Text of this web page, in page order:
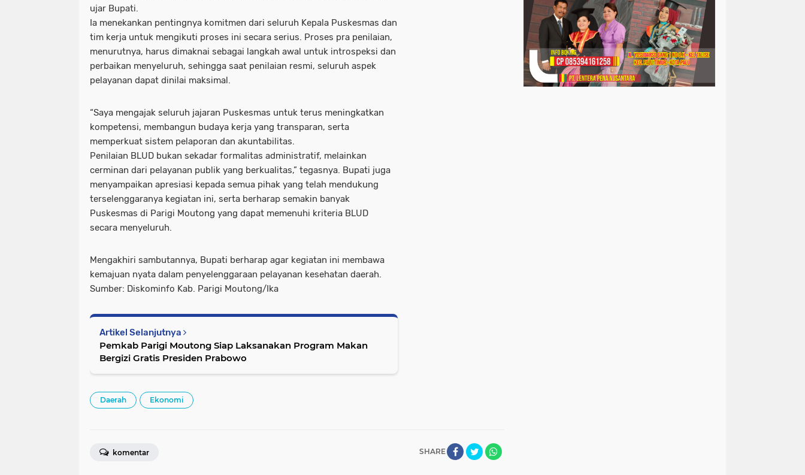
ujar Bupati.
Ia menekankan pentingnya komitmen dari seluruh Kepala Puskesmas dan
tim kerja untuk mengikuti proses ini secara serius. Proses pra penilaian,
menurutnya, harus dimaknai sebagai langkah awal untuk introspeksi dan
perbaikan menyeluruh, sehingga saat penilaian resmi, seluruh aspek
pelayanan dapat dinilai maksimal.
“Saya mengajak seluruh jajaran Puskesmas untuk terus meningkatkan
kompetensi, membangun budaya kerja yang transparan, serta
memperkuat sistem pelaporan dan akuntabilitas.
Penilaian BLUD bukan sekadar formalitas administratif, melainkan
cerminan dari pelayanan publik yang berkualitas,” tegasnya. Bupati juga
menyampaikan apresiasi kepada semua pihak yang telah mendukung
terselenggaranya kegiatan ini, serta berharap semakin banyak
Puskesmas di Parigi Moutong yang dapat memenuhi kriteria BLUD
secara menyeluruh.
Mengakhiri sambutannya, Bupati berharap agar kegiatan ini membawa
kemajuan nyata dalam penyelenggaraan pelayanan kesehatan daerah.
Sumber: Diskominfo Kab. Parigi Moutong/Ika
Artikel Selanjutnya
Pemkab Parigi Moutong Siap Laksanakan Program Makan
Bergizi Gratis Presiden Prabowo
Daerah Ekonomi
SHARE
komentar